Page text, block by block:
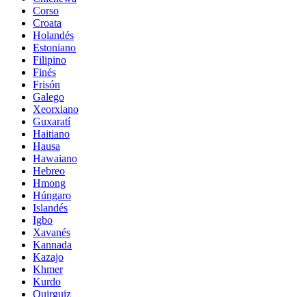
Corso
Croata
Holandés
Estoniano
Filipino
Finés
Frisón
Galego
Xeorxiano
Guxaratí
Haitiano
Hausa
Hawaiano
Hebreo
Hmong
Húngaro
Islandés
Igbo
Xavanés
Kannada
Kazajo
Khmer
Kurdo
Quirguiz